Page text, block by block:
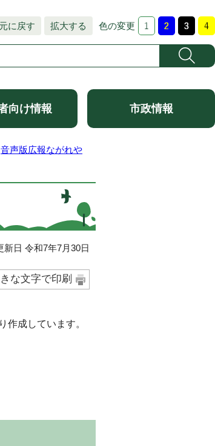
元に戻す 拡大する 色の変更
向け情報 市政情報
音声版広報ながれや
日 令和7年7月30日
な文字で印刷
作成しています。